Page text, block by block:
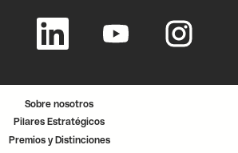
S
b
n
n
n
u
e
n
n
e
n
Sobre nosotros
Pilares Estratégicos
Premios y Distinciones